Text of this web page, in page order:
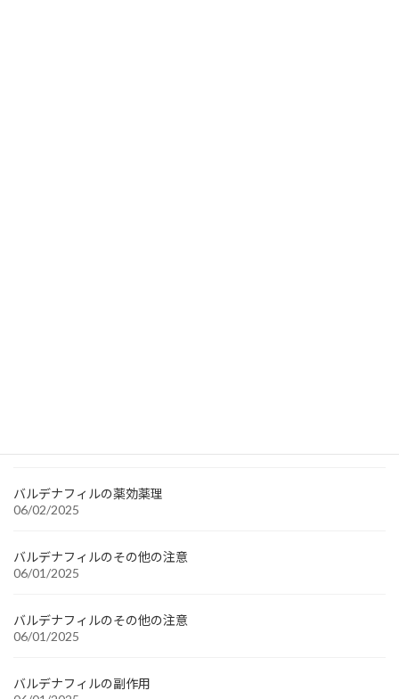
バルデナフィルの薬効薬理
06/02/2025
バルデナフィルのその他の注意
06/01/2025
バルデナフィルのその他の注意
06/01/2025
バルデナフィルの副作用